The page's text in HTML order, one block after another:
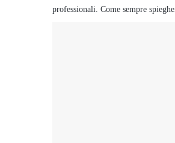
professionali. Come sempre